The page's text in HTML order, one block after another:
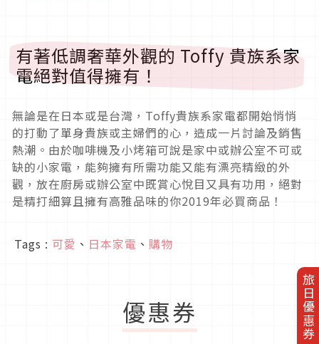
旅日優惠券
有著低調奢華外觀的 Toffy 貴族系家
電絕對值得擁有！
無論是在日本或是台灣，Toffy貴族系家電都開始悄悄
的打動了單身貴族或主婦們的心，造成一片討論及銷售
熱潮。由於咖啡機及小烤箱可說是家中或辦公室不可或
缺的小家電，能夠擁有所需功能又能有漂亮精緻的外
觀，放在廚房或辦公室中既賞心悅目又具有功用，絕對
是精打細算且擁有高雅品味的你2019年必買商品！
Tags : 可愛 、 日本家電 、 購物
優惠券